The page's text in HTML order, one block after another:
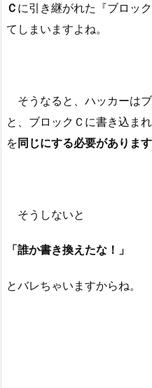
Ｃ に引き継がれた『ブロッ
てしまいますよね。
そうなると、ハッカーは
と、ブロックＣに書き込ま
を 同じにする必要があります
そうしないと
「誰か書き換えたな！」
とバレちゃいますからね。